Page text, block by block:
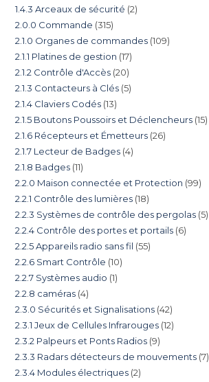
1.4.3 Arceaux de sécurité 2
2.0.0 Commande 315
2.1.0 Organes de commandes 109
2.1.1 Platines de gestion 17
2.1.2 Contrôle d'Accès 20
2.1.3 Contacteurs à Clés 5
2.1.4 Claviers Codés 13
2.1.5 Boutons Poussoirs et Déclencheurs 15
2.1.6 Récepteurs et Émetteurs 26
2.1.7 Lecteur de Badges 4
2.1.8 Badges 11
2.2.0 Maison connectée et Protection 99
2.2.1 Contrôle des lumières 18
2.2.3 Systèmes de contrôle des pergolas 5
2.2.4 Contrôle des portes et portails 6
2.2.5 Appareils radio sans fil 55
2.2.6 Smart Contrôle 10
2.2.7 Systèmes audio 1
2.2.8 caméras 4
2.3.0 Sécurités et Signalisations 42
2.3.1 Jeux de Cellules Infrarouges 12
2.3.2 Palpeurs et Ponts Radios 9
2.3.3 Radars détecteurs de mouvements 7
2.3.4 Modules électriques 2